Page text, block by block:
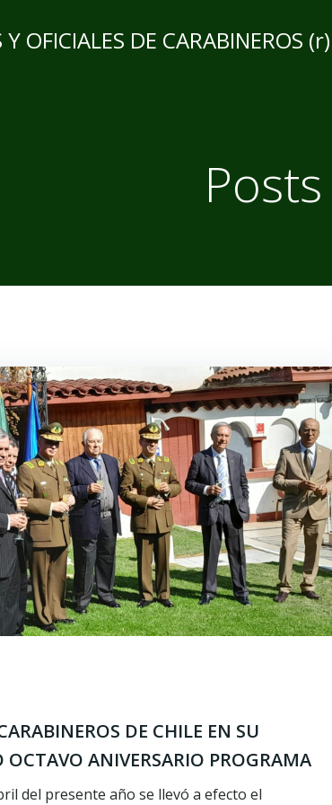
Y OFICIALES DE CARABINEROS (r)
DE CHILE EN SU
ANIVERSARIO PROGRAMA
del presente año se llevó a efecto el